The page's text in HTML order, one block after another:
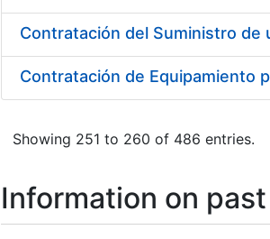
Contratación del Suministro de
Contratación de Equipamiento
Showing 251 to 260 of 486 entries.
Information on